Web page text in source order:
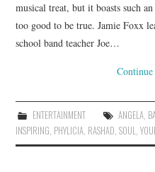
musical treat, but it boasts such
too good to be true. Jamie Foxx
school band teacher Joe…
ENTERTAINMENT ANGELA,
INSPIRING, PHYLICIA, RASHAD,SOUL,